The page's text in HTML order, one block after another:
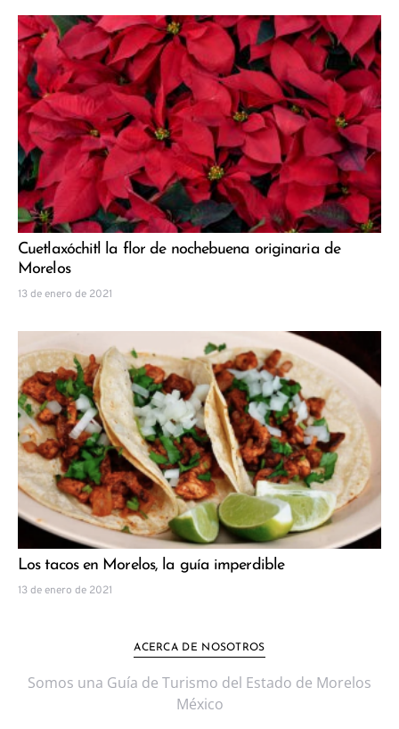
Cuetlaxóchitl la flor de nochebuena originaria de
Morelos
13 de enero de 2021
Los tacos en Morelos, la guía imperdible
13 de enero de 2021
ACERCA DE NOSOTROS
Somos una Guía de Turismo del Estado de Morelos
México